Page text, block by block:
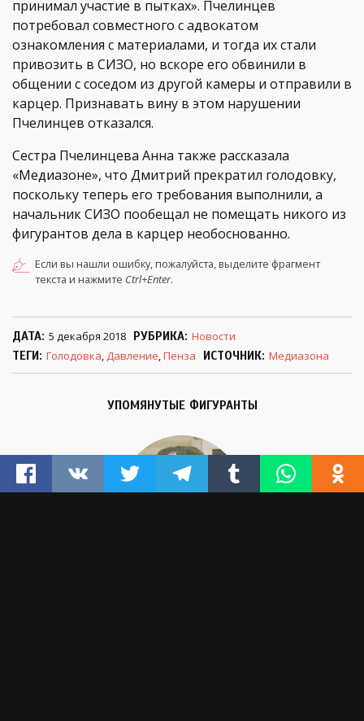
УПОМЯНУТЫЕ ФИГУРАНТЫ
принимал участие в пытках». Пчелинцев
потребовал совместного с адвокатом
ознакомления с материалами, и тогда их стали
привозить в СИЗО, но вскоре его обвинили в
общении с соседом из другой камеры и отправили в
карцер. Признавать вину в этом нарушении
Пчелинцев отказался.
Сестра Пчелинцева Анна также рассказала
«Медиазоне», что Дмитрий прекратил голодовку,
поскольку теперь его требования выполнили, а
начальник СИЗО пообещал не помещать никого из
фигурантов дела в карцер необоснованно.
Если вы нашли ошибку, пожалуйста, выделите фрагмент
текста и нажмите Ctrl+Enter.
ДАТА 5 декабря 2018 РУБРИКА Новости
ТЕГИ
Голодовка,Давление,Пенза ИСТОЧНИК Медиазона